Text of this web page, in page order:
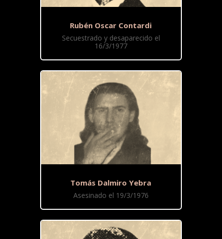
Rubén Oscar Contardi
Secuestrado y desaparecido el
16/3/1977
Tomás Dalmiro Yebra
Asesinado el 19/3/1976